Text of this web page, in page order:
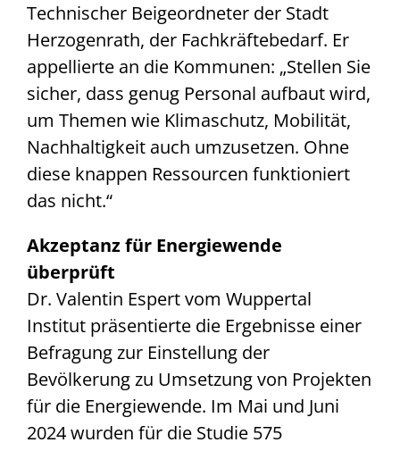
Technischer Beigeordneter der Stadt
Herzogenrath, der Fachkräftebedarf. Er
appellierte an die Kommunen: „Stellen Sie
sicher, dass genug Personal aufbaut wird,
um Themen wie Klimaschutz, Mobilität,
Nachhaltigkeit auch umzusetzen. Ohne
diese knappen Ressourcen funktioniert
das nicht.“
Akzeptanz für Energiewende
überprüft
Dr. Valentin Espert vom Wuppertal
Institut präsentierte die Ergebnisse einer
Befragung zur Einstellung der
Bevölkerung zu Umsetzung von Projekten
für die Energiewende. Im Mai und Juni
2024 wurden für die Studie 575